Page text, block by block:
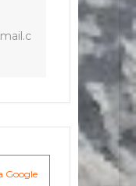
Google